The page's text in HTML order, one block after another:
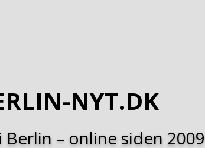
NYT.DK
Berlin – online siden 2009